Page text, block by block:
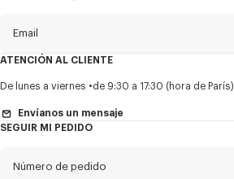
Email
TítuloObligatorio
Nombre*
ATENCIÓN AL CLIENTE
De lunes a viernes de 9:30 a 17:30 (hora de París)
Envíanos un mensaje
SEGUIR MI PEDIDO
Número de pedido